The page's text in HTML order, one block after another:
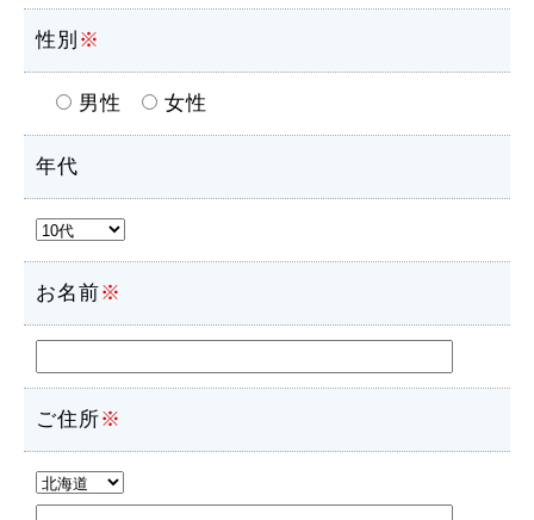
性別 ※
男性 女性
年代
お名前※
ご住所※